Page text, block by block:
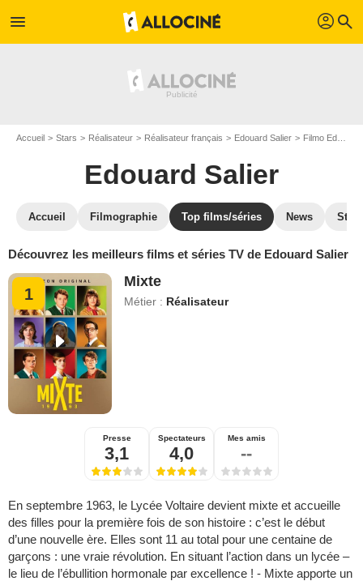
menu profil search
Accueil Stars Réalisateur Réalisateur français Edouard Salier Filmo Edouard Salier
Edouard Salier
Accueil Filmographie Top films/séries News
Découvrez les meilleurs films et séries TV de Edouard Salier
1
Mixte
Métier : Réalisateur
Presse
3,1
Spectateurs
4,0
Mes amis
--
En septembre 1963, le Lycée Voltaire devient mixte et accueille
des filles pour la première fois de son histoire : c’est le début
d’une nouvelle ère. Elles sont 11 au total pour une centaine de
garçons : une vraie révolution. En situant l’action dans un lycée –
le lieu de l’ébullition hormonale par excellence ! - Mixte apporte un